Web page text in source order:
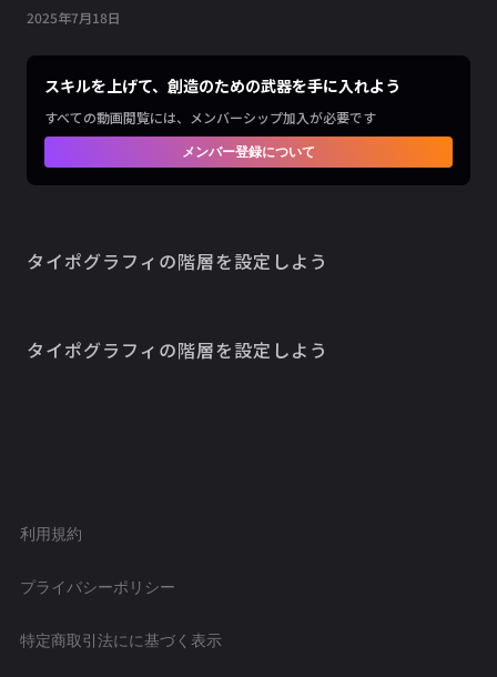
2025年7月18日
スキルを上げて、創造のための武器を手に入れよう
すべての動画閲覧には、メンバーシップ加入が必要です
メンバー登録について
‍タイポグラフィの階層を設定しよう
タイポグラフィの階層を設定しよう
利用規約
プライバシーポリシー
特定商取引法にに基づく表示